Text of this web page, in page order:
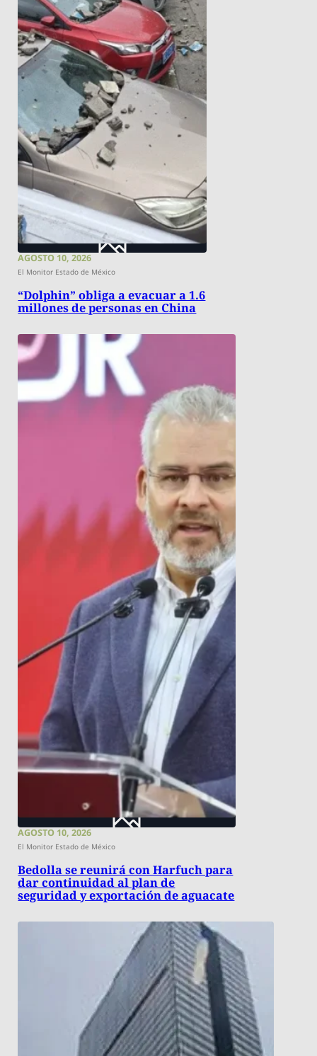
AGOSTO 10, 2026
El Monitor Estado de México
“Dolphin” obliga a evacuar a 1.6
millones de personas en China
AGOSTO 10, 2026
El Monitor Estado de México
Bedolla se reunirá con Harfuch para
dar continuidad al plan de
seguridad y exportación de aguacate